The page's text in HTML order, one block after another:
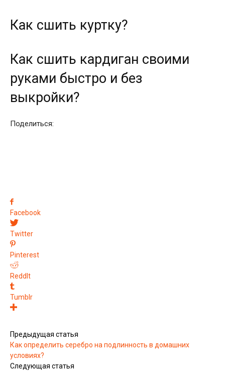
Как сшить куртку?
Как сшить кардиган своими
руками быстро и без
выкройки?
Поделиться:
Facebook
Twitter
Pinterest
ReddIt
Tumblr
Предыдущая статья
Как определить серебро на подлинность в домашних
условиях?
Следующая статья